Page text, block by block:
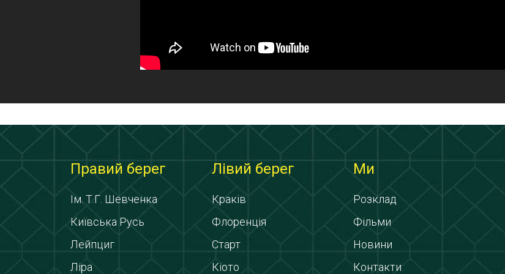
Правий берег
Ім. Т.Г. Шевченка
Київська Русь
Лейпциг
Ліра
Лівий берег
Краків
Флоренція
Старт
Кіото
Ми
Розклад
Фільми
Новини
Контакти